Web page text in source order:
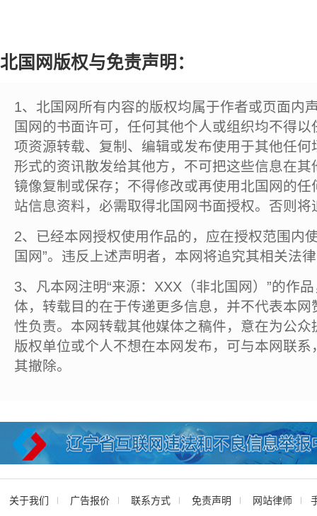
北国网版权与免责声明：
1、北国网所有内容的版权均属于作者或页面内
国网的书面许可，任何其他个人或组织均不得
项资源转载、复制、编辑或发布使用于其他任
形式的资讯散发给其他方，不可把这些信息在
镜像复制或保存；不得修改或再使用北国网的
站信息资料，必需取得北国网书面授权。否则将
2、已经本网授权使用作品的，应在授权范围内
国网”。违反上述声明者，本网将追究其相关法
3、凡本网注明“来源：XXX（非北国网）”的作
体，转载目的在于传递更多信息，并不代表本
性负责。本网转载其他媒体之稿件，意在为公
版权单位或个人不想在本网发布，可与本网联
其撤除。
关于我们 广告报价 联系方式 免责声明 网站律师